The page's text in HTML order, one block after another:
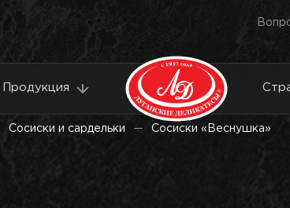
Продукция
Сосиски и сардельки Сосиски «Веснушка»